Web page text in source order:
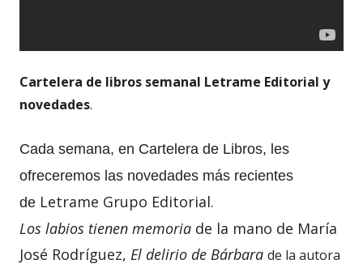
Cartelera de libros semanal Letrame Editorial y
novedades.
Cada semana, en Cartelera de Libros, les
ofreceremos las novedades más recientes
de Letrame Grupo Editorial.
Los labios tienen memoria de la mano de María
José Rodríguez, El delirio de Bárbara de la autora